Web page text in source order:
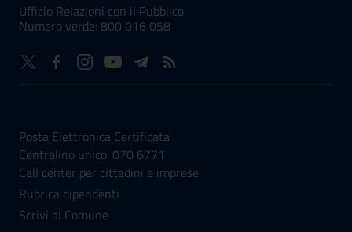
Ufficio Relazioni con il Pubblico
Numero verde: 800 016 058
Posta Elettronica Certificata
Centralino unico: 070 6771
Call center per cittadini e imprese
Rubrica dipendenti
Scrivi al Comune